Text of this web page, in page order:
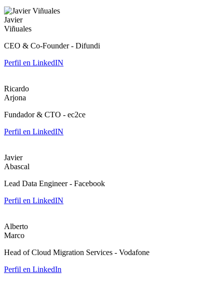
Javier
Viñuales
CEO & Co-Founder - Difundi
Perfil en LinkedIN
Ricardo
Arjona
Fundador & CTO - ec2ce
Perfil en LinkedIN
Javier
Abascal
Lead Data Engineer - Facebook
Perfil en LinkedIN
Alberto
Marco
Head of Cloud Migration Services - Vodafone
Perfil en LinkedIn